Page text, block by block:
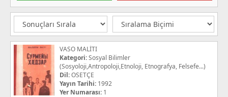
VASO MALİTI
Kategori:Sosyal Bilimler
(Sosyoloji,Antropoloji,Etnoloji, Etnografya, Felsefe...)
Dil:OSETÇE
Yayın Tarihi: 1992
Yer Numarası: 1